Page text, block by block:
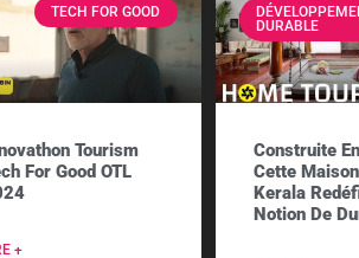
TECH FOR GOOD
Tourism
For Good OTL
+
DURABLE
Construite
Cette
Kerala
Notion De